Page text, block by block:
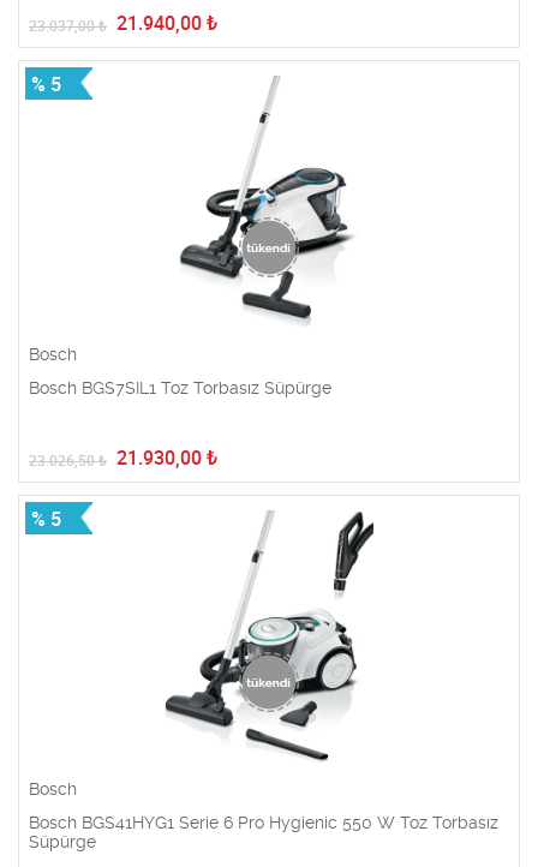
23.037,00₺ 21.940,00 ₺
% 5
Bosch
Bosch BGS7SIL1 Toz Torbasız Süpürge
23.026,50₺ 21.930,00 ₺
% 5
Bosch
Bosch BGS41HYG1 Serie 6 Pro Hygienic 550 W Toz Torbasız
Süpürge